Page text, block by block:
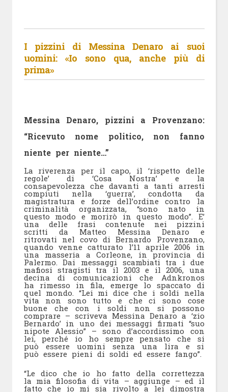
I pizzini di Messina Denaro ai suoi
uomini: «Io sono qua, anche più di
prima»
Messina Denaro, pizzini a Provenzano:
“Ricevuto nome politico, non fanno
niente per niente…”
La riverenza per il capo, il ‘rispetto delle
regole’ di ‘Cosa Nostra’ e la
consapevolezza che davanti a tanti arresti
compiuti nella ‘guerra’, condotta da
magistratura e forze dell’ordine contro la
criminalità organizzata, “sono nato in
questo modo e morirò in questo modo”. E’
una delle frasi contenute nei pizzini
scritti da Matteo Messina Denaro e
ritrovati nel covo di Bernardo Provenzano,
quando venne catturato l’11 aprile 2006 in
una masseria a Corleone, in provincia di
Palermo. Dai messaggi scambiati tra i due
mafiosi stragisti tra il 2003 e il 2006, una
decina di comunicazioni che Adnkronos
ha rimesso in fila, emerge lo spaccato di
quel mondo. “Lei mi dice che i soldi nella
vita non sono tutto e che ci sono cose
buone che con i soldi non si possono
comprare – scriveva Messina Denaro a ‘zio
Bernardo’ in uno dei messaggi firmati “suo
nipote Alessio” – sono d’accordissimo con
lei, perché io ho sempre pensato che si
può essere uomini senza una lira e si
può essere pieni di soldi ed essere fango”.
“Le dico che io ho fatto della correttezza
la mia filosofia di vita – aggiunge – ed il
fatto che io mi sia rivolto a lei dimostra